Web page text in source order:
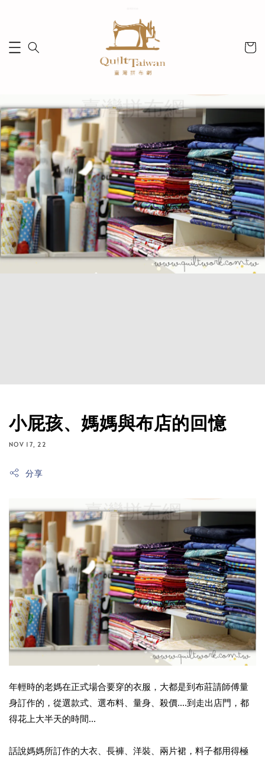
小屁孩、媽媽與布店的回憶
NOV 17, 22
分享
年輕時的老媽在正式場合要穿的衣服，大都是到布莊請師傅量
身訂作的，從選款式、選布料、量身、殺價....到走出店門，都
得花上大半天的時間...
話說媽媽所訂作的大衣、長褲、洋裝、兩片裙，料子都用得極